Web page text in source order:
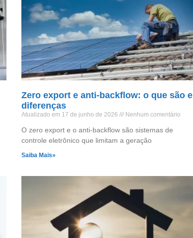
Zero export e anti-backflow: o que são e
diferenças
Atualizado em 17 de junho de 2026 Nenhum comentário
O zero export e o anti-backflow são sistemas de
controle eletrônico que limitam a geração
Saiba Mais»